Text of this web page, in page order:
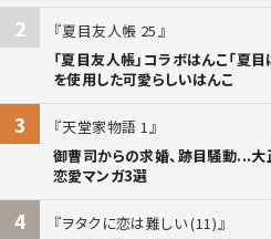
2
夏目友人帳 25
「夏目友人帳」コラボはんこ「夏
を使用した可愛らしいはんこ
3
天堂家物語 1
御曹司からの求婚、跡目騒動...
恋愛マンガ3選
4
ヲタクに恋は難しい (11)